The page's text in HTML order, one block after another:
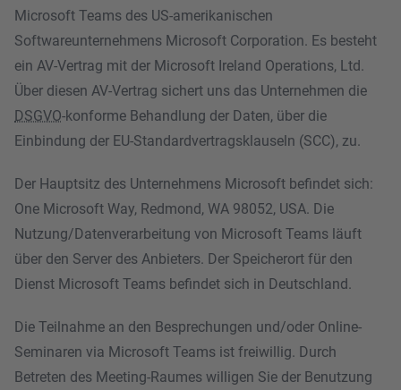
Microsoft Teams des US-amerikanischen
Softwareunternehmens Microsoft Corporation. Es besteht
ein AV-Vertrag mit der Microsoft Ireland Operations, Ltd.
Über diesen AV-Vertrag sichert uns das Unternehmen die
DSGVO-konforme Behandlung der Daten, über die
Einbindung der EU-Standardvertragsklauseln (SCC), zu.
Der Hauptsitz des Unternehmens Microsoft befindet sich:
One Microsoft Way, Redmond, WA 98052, USA. Die
Nutzung/Datenverarbeitung von Microsoft Teams läuft
über den Server des Anbieters. Der Speicherort für den
Dienst Microsoft Teams befindet sich in Deutschland.
Die Teilnahme an den Besprechungen und/oder Online-
Seminaren via Microsoft Teams ist freiwillig. Durch
Betreten des Meeting-Raumes willigen Sie der Benutzung